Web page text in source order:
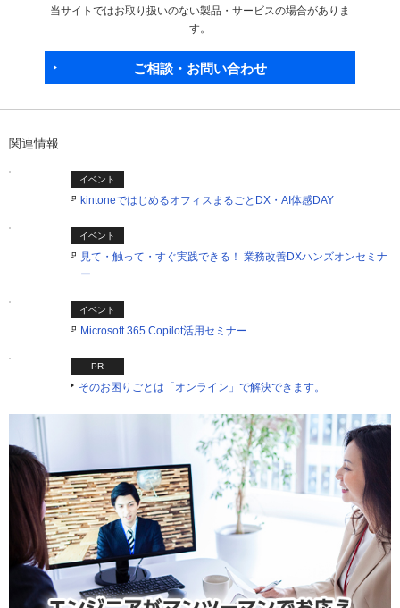
当サイトではお取り扱いのない製品・サービスの場合がありま
す。
ご相談・お問い合わせ
関連情報
イベント
kintoneではじめるオフィスまるごとDX・AI体感DAY
イベント
見て・触って・すぐ実践できる！ 業務改善DXハンズオンセミナ
ー
イベント
Microsoft 365 Copilot活用セミナー
PR
そのお困りごとは「オンライン」で解決できます。